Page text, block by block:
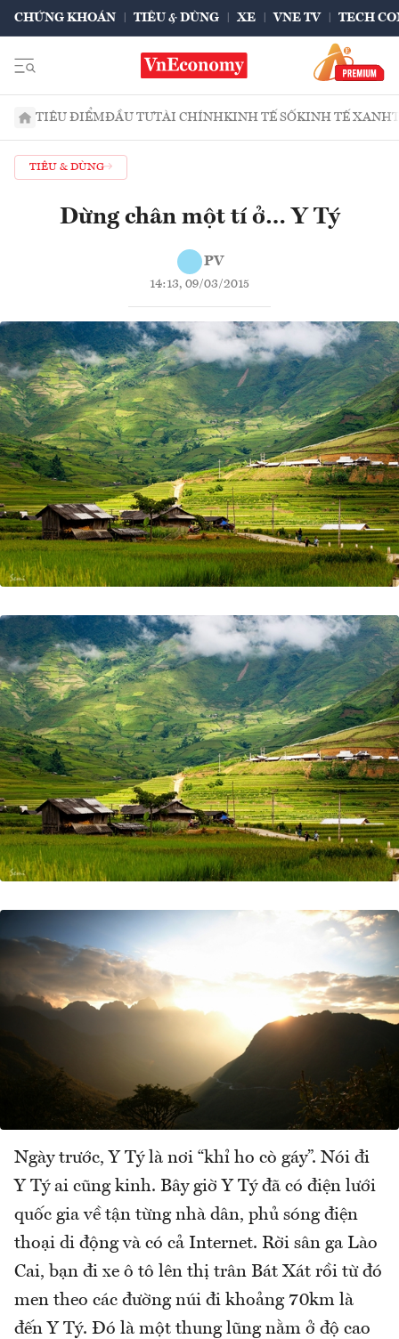
CHỨNG KHOÁN TIÊU & DÙNG XE VNE TV TECH
TIÊU ĐIỂMĐẦU TƯTÀI CHÍNHKINH TẾ SỐKINH TẾ XANH
TIÊU & DÙNG
Dừng chân một tí ở… Y Tý
PV
14:13, 09/03/2015
Ngày trước, Y Tý là nơi “khỉ ho cò gáy”. Nói đi
Y Tý ai cũng kinh. Bây giờ Y Tý đã có điện lưới
quốc gia về tận từng nhà dân, phủ sóng điện
thoại di động và có cả Internet. Rời sân ga Lào
Cai, bạn đi xe ô tô lên thị trân Bát Xát rồi từ đó
men theo các đường núi đi khoảng 70km là
đến Y Tý. Đó là một thung lũng nằm ở độ cao